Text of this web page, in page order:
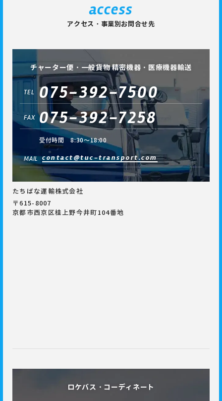
access
アクセス・事業別お問合せ先
チャーター便・一般貨物 精密機器・医療機器輸送
TEL 075-392-7500
FAX 075-392-7258
受付時間 8:30～18:00
MAIL contact@tuc-transport.com
たちばな運輸株式会社
〒615-8007
京都市西京区桂上野今井町104番地
ロケバス・コーディネート